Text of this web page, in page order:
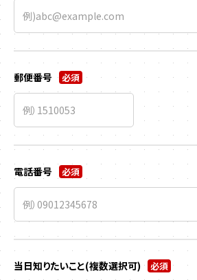
郵便番号 必須
電話番号 必須
当日知りたいこと(複数選択可) 必須